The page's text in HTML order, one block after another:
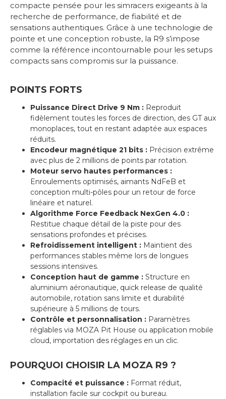
compacte pensée pour les simracers exigeants à la
recherche de performance, de fiabilité et de
sensations authentiques. Grâce à une technologie de
pointe et une conception robuste, la R9 s’impose
comme la référence incontournable pour les setups
compacts sans compromis sur la puissance.
POINTS FORTS
Puissance Direct Drive 9 Nm : Reproduit
fidèlement toutes les forces de direction, des GT aux
monoplaces, tout en restant adaptée aux espaces
réduits.
Encodeur magnétique 21 bits : Précision extrême
avec plus de 2 millions de points par rotation.
Moteur servo hautes performances :
Enroulements optimisés, aimants NdFeB et
conception multi-pôles pour un retour de force
linéaire et naturel.
Algorithme Force Feedback NexGen 4.0 :
Restitue chaque détail de la piste pour des
sensations profondes et précises.
Refroidissement intelligent : Maintient des
performances stables même lors de longues
sessions intensives.
Conception haut de gamme : Structure en
aluminium aéronautique, quick release de qualité
automobile, rotation sans limite et durabilité
supérieure à 5 millions de tours.
Contrôle et personnalisation : Paramètres
réglables via MOZA Pit House ou application mobile
cloud, importation des réglages en un clic.
POURQUOI CHOISIR LA MOZA R9 ?
Compacité et puissance : Format réduit,
installation facile sur cockpit ou bureau.